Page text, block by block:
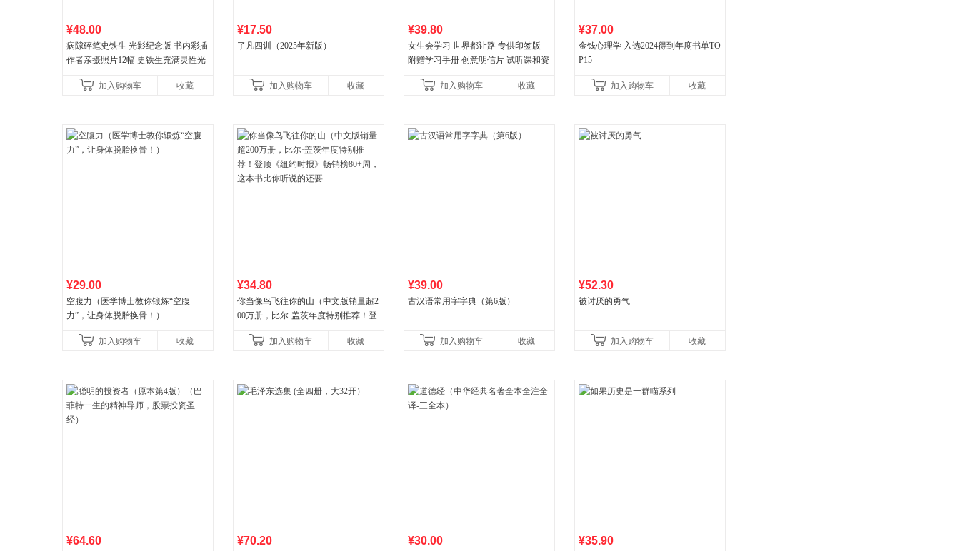
¥48.00
病隙碎笔史铁生 光影纪念版 书内彩插
作者亲摄照片12幅 史铁生充满灵性光
加入购物车
收藏
¥17.50
了凡四训（2025年新版）
加入购物车 收藏
¥39.80
女生会学习 世界都让路 专供印签版
附赠学习手册 创意明信片 试听课和资
加入购物车
收藏
¥37.00
金钱心理学 入选2024得到年度书单TO
P15
加入购物车 收藏
¥29.00
空腹力（医学博士教你锻炼“空腹
力”，让身体脱胎换骨！）
加入购物车 收藏
¥34.80
你当像鸟飞往你的山（中文版销量超2
00万册，比尔·盖茨年度特别推荐！登
比你听说的还要
加入购物车 收藏
¥39.00
古汉语常用字字典（第6版）
加入购物车 收藏
¥52.30
被讨厌的勇气
加入购物车 收藏
¥64.60 ¥70.20 ¥30.00 ¥35.90